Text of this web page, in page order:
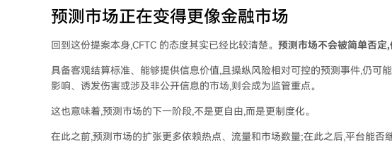
预测市场正在变得更像金融市场
回到这份提案本身,CFTC 的态度其实已经比较清楚。 预测市场不会被简单否定,
具备客观结算标准、能够提供信息价值,且操纵风险相对可控的预测事件,仍可
影响、诱发伤害或涉及非公开信息的市场,则会成为监管重点。
这也意味着,预测市场的下一阶段,不是更自由,而是更制度化。
在此之前,预测市场的扩张更多依赖热点、流量和市场数量;在此之后,平台能否